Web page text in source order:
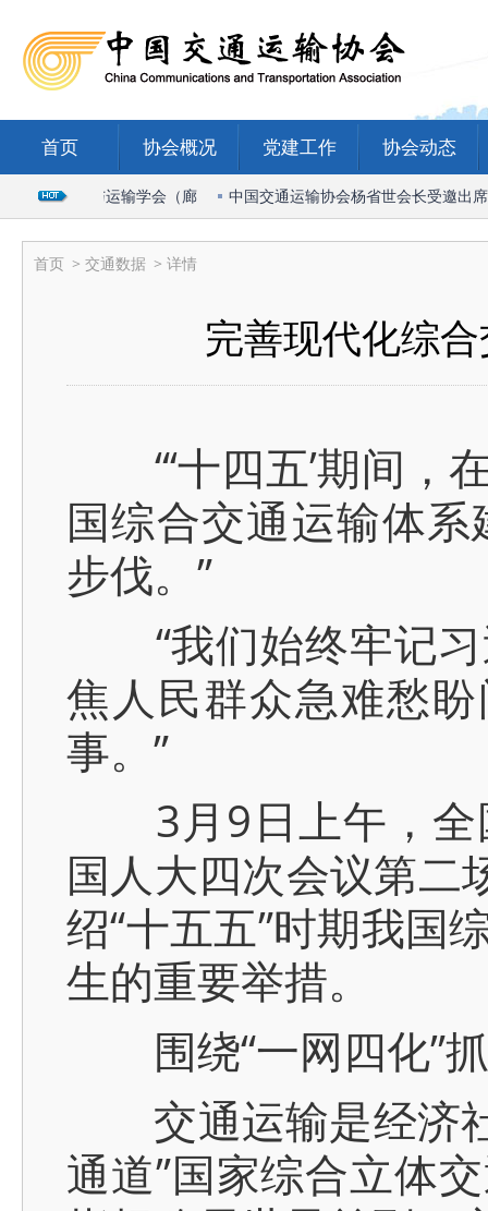
首页 协会概况 党建工作 协会动态
际物流与运输学会（廊 中国交通运输协会杨省世会长受邀出席
首页 > 交通数据 > 详情
完善现代化综
“‘十四五’期间，
国综合交通运输体
步伐。”
“我们始终牢记习
焦人民群众急难愁
事。”
3月9日上午，全
国人大四次会议第二
绍“十五五”时期我国
生的重要举措。
围绕“一网四化”
交通运输是经济社
通道”国家综合立体